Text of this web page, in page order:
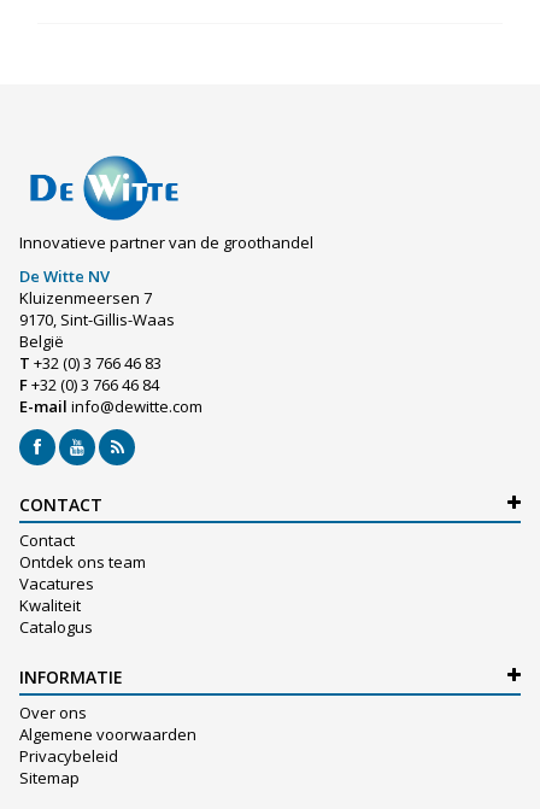
Innovatieve partner van de groothandel
De Witte NV
Kluizenmeersen 7
9170, Sint-Gillis-Waas
België
T +32 (0) 3 766 46 83
F+32 (0) 3 766 46 84
E-mail info@dewitte.com
CONTACT
Contact
Ontdek ons team
Vacatures
Kwaliteit
Catalogus
INFORMATIE
Over ons
Algemene voorwaarden
Privacybeleid
Sitemap